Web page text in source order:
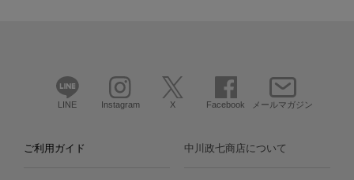
LINE Instagram X Facebook メールマガジン
ご利用ガイド 中川政七商店について